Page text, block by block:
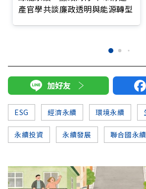
產官學共談廉政透明與能源轉型
加好友
ESG 經濟永續 環境永續
永續投資 永續發展 聯合國永